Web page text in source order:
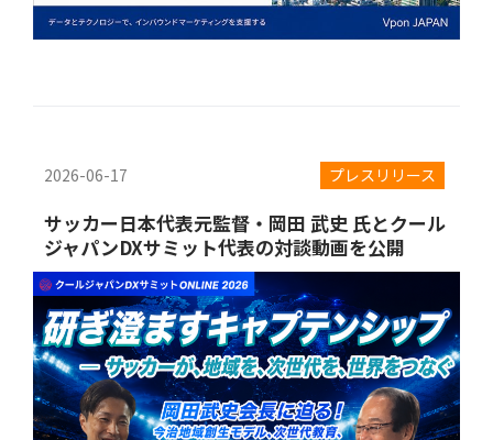
2026-06-17 プレスリリース
サッカー日本代表元監督・岡田 武史 氏とクール
ジャパンDXサミット代表の対談動画を公開